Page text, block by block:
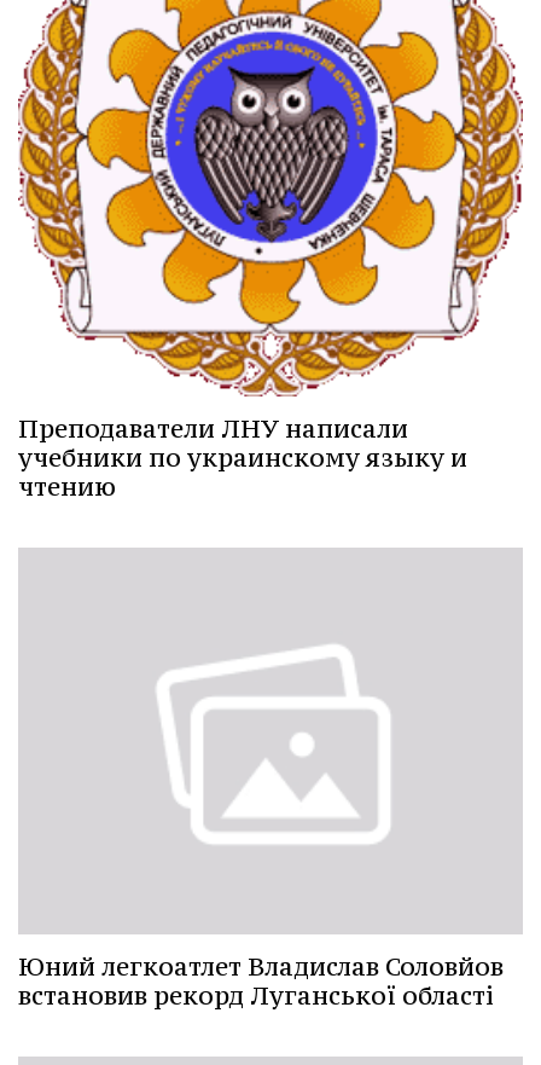
Преподаватели ЛНУ написали
учебники по украинскому языку и
чтению
Юний легкоатлет Владислав Соловйов
встановив рекорд Луганської області